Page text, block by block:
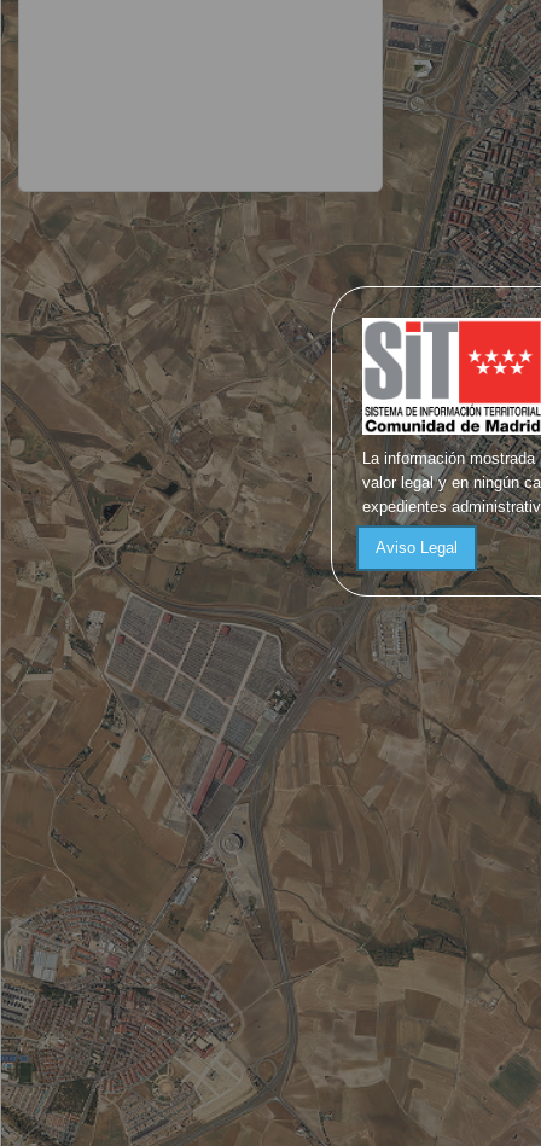
La información
valor legal y en ningún
expedientes
Aviso Legal
Moralzarzal
Morata de Tajuña
Móstoles
Navacerrada
Navalafuente
Navalagamella
Navalcarnero
Navarredonda y San Mamés
Navas del Rey
Nuevo Baztán
Olmeda de las Fuentes
Orusco de Tajuña
Paracuellos de Jarama
Parla
Patones
Pedrezuela
Pelayos de la Presa
Perales de Tajuña
Pezuela de las Torres
Pinilla del Valle
Pinto
Piñuecar-Gandullas
Pozuelo de Alarcón
Pozuelo del Rey
Prádena del Rincón
Puebla de la Sierra
Puentes Viejas
Quijorna
Rascafría
Ribatejada
Rivas-Vaciamadrid
Robledillo de la Jara
Robledo de Chavela
Robregordo
Las Rozas de Madrid
Rozas de Puerto Real
San Agustín del Guadalix
San Fernando de Henares
San Lorenzo de El Escorial
San Martín de la Vega
San Martín de Valdeiglesias
San Sebastián de los Reyes
Santa María de la Alameda